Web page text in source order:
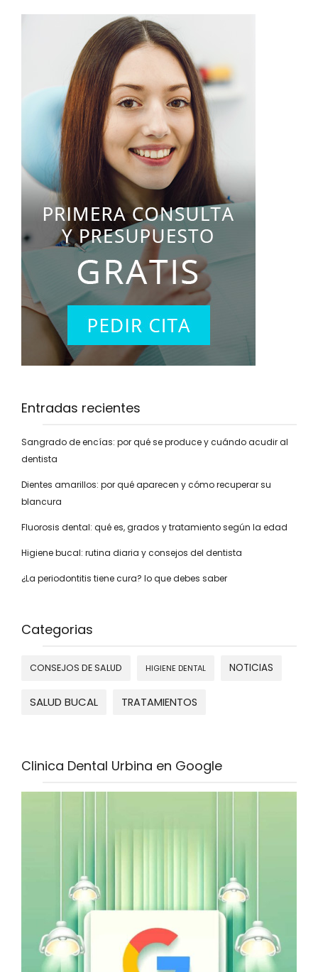
Entradas recientes
Sangrado de encías: por qué se produce y cuándo acudir al
dentista
Dientes amarillos: por qué aparecen y cómo recuperar su
blancura
Fluorosis dental: qué es, grados y tratamiento según la edad
Higiene bucal: rutina diaria y consejos del dentista
¿La periodontitis tiene cura? lo que debes saber
Categorias
CONSEJOS DE SALUD HIGIENE DENTAL NOTICIAS
SALUD BUCAL TRATAMIENTOS
Clinica Dental Urbina en Google